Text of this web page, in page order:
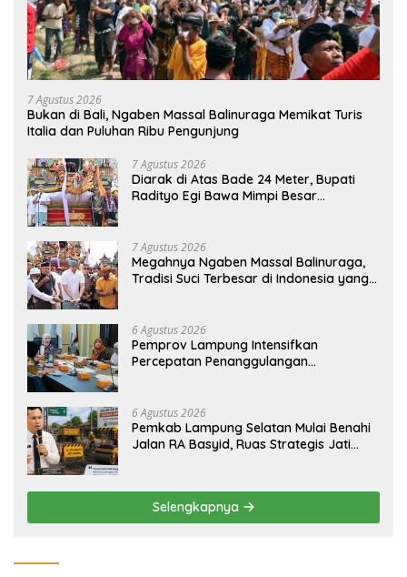
7 Agustus 2026
Bukan di Bali, Ngaben Massal Balinuraga Memikat Turis
Italia dan Puluhan Ribu Pengunjung
7 Agustus 2026
Diarak di Atas Bade 24 Meter, Bupati
Radityo Egi Bawa Mimpi Besar
7 Agustus 2026
Megahnya Ngaben Massal Balinuraga,
Tradisi Suci Terbesar di Indonesia yang
6 Agustus 2026
Pemprov Lampung Intensifkan
Percepatan Penanggulangan
6 Agustus 2026
Pemkab Lampung Selatan Mulai Benahi
Jalan RA Basyid, Ruas Strategis Jati
Selengkapnya